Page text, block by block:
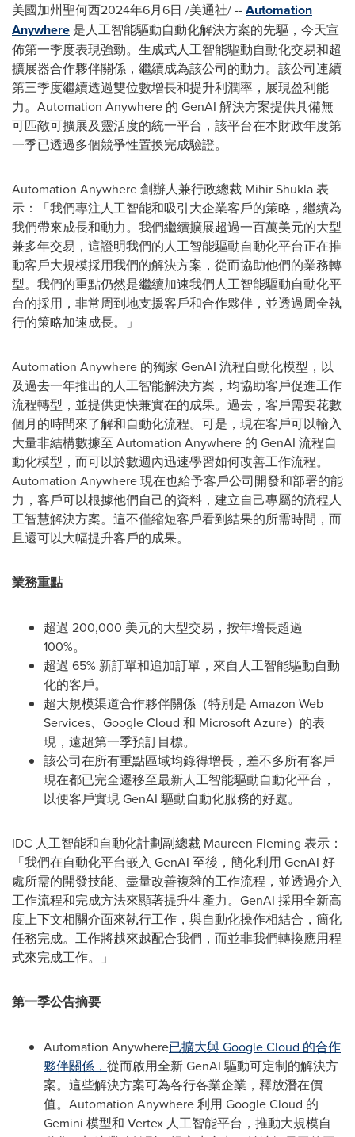
美國加州聖何西2024年6月6日 /美通社/ --Automation
Anywhere 是人工智能驅動自動化解決方案的先驅，今天宣
佈第一季度表現強勁。生成式人工智能驅動自動化交易和超
擴展器合作夥伴關係，繼續成為該公司的動力。該公司連續
第三季度繼續透過雙位數增長和提升利潤率，展現盈利能
力。Automation Anywhere 的 GenAI 解決方案提供具備無
可匹敵可擴展及靈活度的統一平台，該平台在本財政年度第
一季已透過多個競爭性置換完成驗證。
Automation Anywhere 創辦人兼行政總裁 Mihir Shukla表
示：「我們專注人工智能和吸引大企業客戶的策略，繼續為
我們帶來成長和動力。我們繼續擴展超過一百萬美元的大型
兼多年交易，這證明我們的人工智能驅動自動化平台正在推
動客戶大規模採用我們的解決方案，從而協助他們的業務轉
型。我們的重點仍然是繼續加速我們人工智能驅動自動化平
台的採用，非常周到地支援客戶和合作夥伴，並透過周全執
行的策略加速成長。」
Automation Anywhere 的獨家 GenAI 流程自動化模型，以
及過去一年推出的人工智能解決方案，均協助客戶促進工作
流程轉型，並提供更快兼實在的成果。過去，客戶需要花數
個月的時間來了解和自動化流程。可是，現在客戶可以輸入
大量非結構數據至 Automation Anywhere 的 GenAI 流程自
動化模型，而可以於數週內迅速學習如何改善工作流程。
Automation Anywhere 現在也給予客戶公司開發和部署的能
力，客戶可以根據他們自己的資料，建立自己專屬的流程人
工智慧解決方案。這不僅縮短客戶看到結果的所需時間，而
且還可以大幅提升客戶的成果。
業務重點
超過 200,000 美元的大型交易，按年增長超過
100%。
超過 65% 新訂單和追加訂單，來自人工智能驅動自動
化的客戶。
超大規模渠道合作夥伴關係（特別是 Amazon Web
Services、Google Cloud 和 Microsoft Azure）的表
現，遠超第一季預訂目標。
該公司在所有重點區域均錄得增長，差不多所有客戶
現在都已完全遷移至最新人工智能驅動自動化平台，
以便客戶實現 GenAI 驅動自動化服務的好處。
IDC 人工智能和自動化計劃副總裁 Maureen Fleming 表示：
「我們在自動化平台嵌入 GenAI 至後，簡化利用 GenAI 好
處所需的開發技能、盡量改善複雜的工作流程，並透過介入
工作流程和完成方法來顯著提升生產力。GenAI 採用全新高
度上下文相關介面來執行工作，與自動化操作相結合，簡化
任務完成。工作將越來越配合我們，而並非我們轉換應用程
式來完成工作。」
第一季公告摘要
Automation Anywhere已擴大與 Google Cloud 的合作
夥伴關係， 從而啟用全新 GenAI 驅動可定制的解決方
案。這些解決方案可為各行各業企業，釋放潛在價
值。Automation Anywhere 利用 Google Cloud 的
Gemini 模型和 Vertex 人工智能平台，推動大規模自